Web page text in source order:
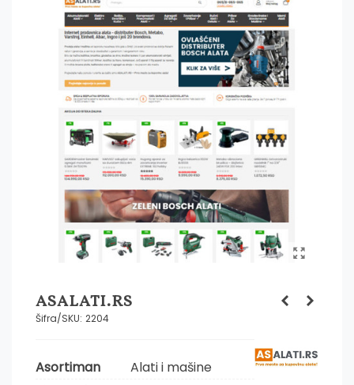
ASALATI.RS
Šifra/SKU: 2204
Asortiman
Alati i mašine